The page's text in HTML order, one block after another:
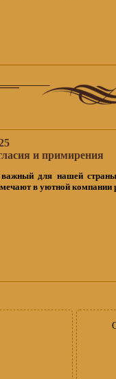
и примирения
важный для нашей
в уютной компании